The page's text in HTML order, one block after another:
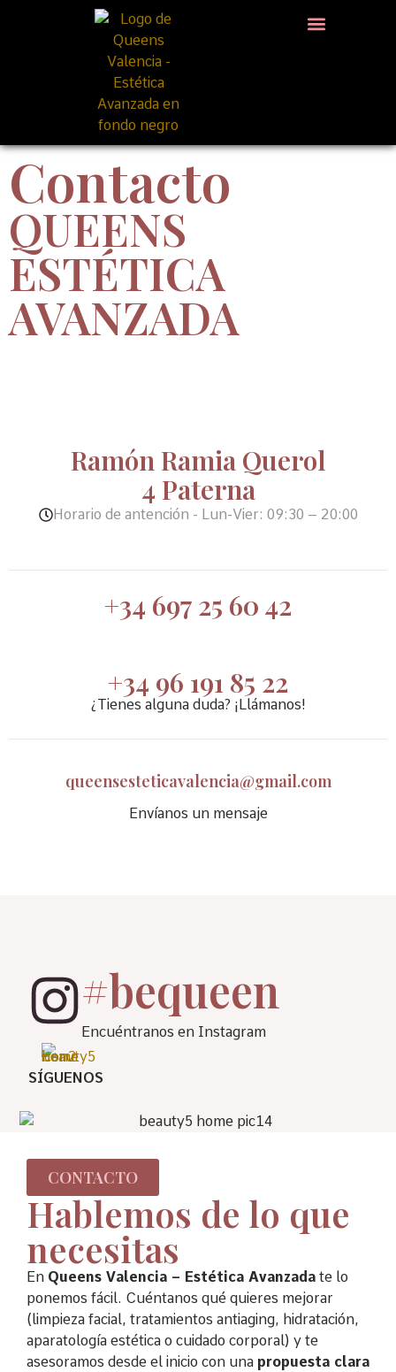
Contacto
QUEENS
ESTÉTICA
AVANZADA
Ramón Ramia Querol
4 Paterna
Horario de antención - Lun-Vier: 09:30 – 20:00
+34 697 25 60 42
+34 96 191 85 22
¿Tienes alguna duda? ¡Llámanos!
queensesteticavalencia@gmail.com
Envíanos un mensaje
#bequeen
Encuéntranos en Instagram
SÍGUENOS
CONTACTO
Hablemos de lo que
necesitas
En Queens Valencia – Estética Avanzada te lo
ponemos fácil. Cuéntanos qué quieres mejorar
(limpieza facial, tratamientos antiaging, hidratación,
aparatología estética o cuidado corporal) y te
asesoramos desde el inicio con una propuesta clara